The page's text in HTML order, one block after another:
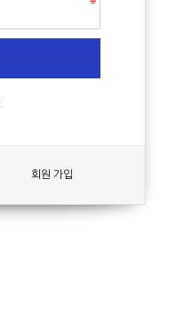
회원 가입